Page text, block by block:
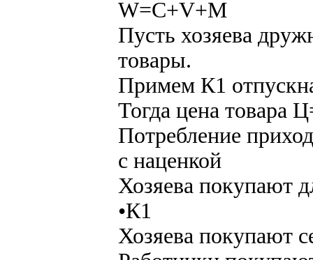
W=C+V+M
Пусть хозяева
товары.
Примем К1
Тогда цена товара
Потребление
с наценкой
Хозяева покупают
•К1
Хозяева покупают